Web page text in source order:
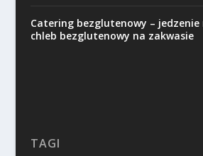
Catering bezglutenowy – jedzenie
chleb bezglutenowy na zakwasie
TAGI